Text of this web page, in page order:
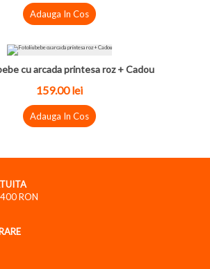
Adauga In Cos
cu arcada printesa roz + Cadou
159.00 lei
Adauga In Cos
RON